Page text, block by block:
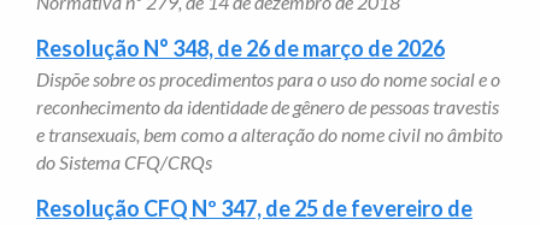
Resolução N° 348, de 26 de março de 2026
Dispõe sobre os procedimentos para o uso do nome social e o
reconhecimento da identidade de gênero de pessoas travestis
e transexuais, bem como a alteração do nome civil no âmbito
do Sistema CFQ/CRQs
Resolução CFQ Nº 347, de 25 de fevereiro de